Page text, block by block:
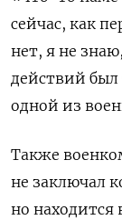
сейчас, как
нет, я не
действий
одной из
Также
не заключал
но находится